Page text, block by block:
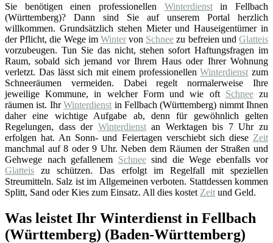
Sie benötigen einen professionellen Winterdienstin Fellbach
(Württemberg)? Dann sind Sie auf unserem Portal herzlich
willkommen. Grundsätzlich stehen Mieter und Hauseigentümer in
der Pflicht, die Wege im Wintervon Schnee zu befreien undGlatteis
vorzubeugen. Tun Sie das nicht, stehen sofort Haftungsfragen im
Raum, sobald sich jemand vor Ihrem Haus oder Ihrer Wohnung
verletzt. Das lässt sich mit einem professionellenWinterdienst zum
Schneeräumen vermeiden. Dabei regelt normalerweise Ihre
jeweilige Kommune, in welcher Form und wie oft Schneezu
räumen ist. IhrWinterdienst in Fellbach (Württemberg) nimmt Ihnen
daher eine wichtige Aufgabe ab, denn für gewöhnlich gelten
Regelungen, dass der Winterdienstan Werktagen bis 7 Uhr zu
erfolgen hat. An Sonn- und Feiertagen verschiebt sich diese Zeit
manchmal auf 8 oder 9 Uhr. Neben dem Räumen der Straßen und
Gehwege nach gefallenem Schneesind die Wege ebenfalls vor
Glatteis zu schützen. Das erfolgt im Regelfall mit speziellen
Streumitteln. Salz ist im Allgemeinen verboten. Stattdessen kommen
Splitt, Sand oder Kies zum Einsatz. All dies kostet Zeit und Geld.
Was leistet Ihr Winterdienst in Fellbach
(Württemberg) (Baden-Württemberg)